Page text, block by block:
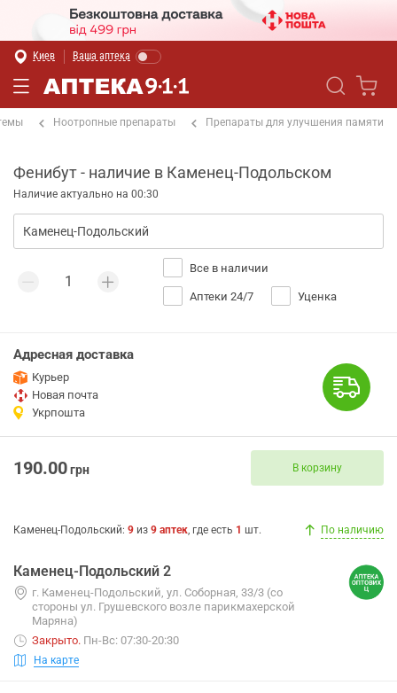
Киев Ваша аптека
Ноотропные препараты Препараты для улучшения памяти
Фенибут - наличие в Каменец-Подольском
Наличие актуально на 00:30
Все в наличии
Аптеки 24/7 Уценка
Адресная доставка
Курьер
Новая почта
Укрпошта
190.00грн В корзину
Каменец-Подольский: 9 из 9 аптек, где есть 1 шт. По наличию
Каменец-Подольский 2
г. Каменец-Подольский, ул. Соборная, 33/3 (со
стороны ул. Грушевского возле парикмахерской
Маряна)
Закрыто. Пн-Вс: 07:30-20:30
На карте